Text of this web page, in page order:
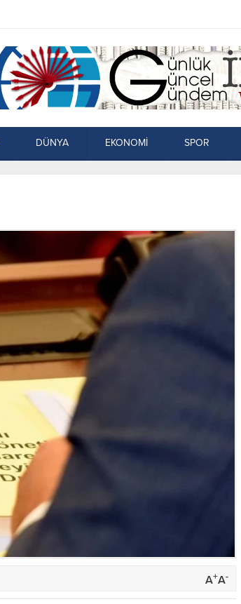
DÜNYA EKONOMİ SPOR
A+A-